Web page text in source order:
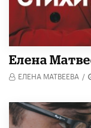
Елена
ЕЛЕНА МАТВЕЕВА /